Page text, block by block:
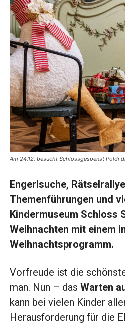
Am 24.12. besucht Schlossgespenst Poldi
Engerlsuche,
Themenführungen und
Kindermuseum Schloss
Weihnachten mit einem
Weihnachtsprogramm.
Vorfreude ist die
man. Nun – das Warten
kann bei vielen Kinder
Herausforderung für die